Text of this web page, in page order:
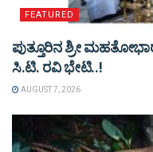
FEATURED
ಪುತ್ತೂರಿನ ಶ್ರೀ
ಸಿ.ಟಿ. ರವಿ ಭೇಟಿ..!
AUGUST 7, 2026